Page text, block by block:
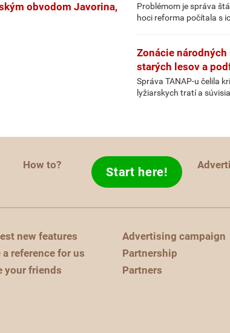
obvodom Javorina,
Problémom je správa
hoci reforma počítala s
Zonácie
starých lesov a
Správa TANAP-u čelila
lyžiarskych tratí a
How to? Start here!
new features
a reference for us
your friends
Advertising campaign
Partnership
Partners